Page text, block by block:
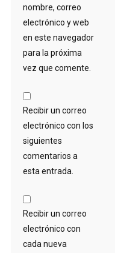
nombre, correo
electrónico y web
en este navegador
para la próxima
vez que comente.
Recibir un correo
electrónico con los
siguientes
comentarios a
esta entrada.
Recibir un correo
electrónico con
cada nueva